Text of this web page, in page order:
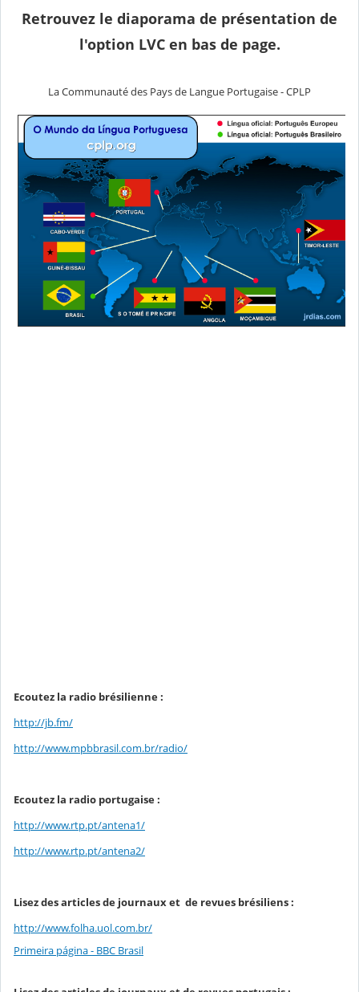
Retrouvez le diaporama de présentation de
l'option LVC en bas de page.
La Communauté des Pays de Langue Portugaise - CPLP
Ecoutez la radio brésilienne :
http://jb.fm/
http://www.mpbbrasil.com.br/radio/
Ecoutez la radio portugaise :
http://www.rtp.pt/antena1/
http://www.rtp.pt/antena2/
Lisez des articles de journaux et de revues brésiliens :
http://www.folha.uol.com.br/
Primeira página - BBC Brasil